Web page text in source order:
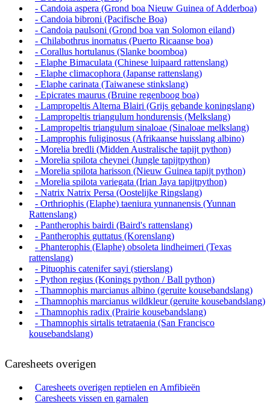
- Candoia aspera (Grond boa Nieuw Guinea of Adderboa)
- Candoia bibroni (Pacifische Boa)
- Candoia paulsoni (Grond boa van Solomon eiland)
- Chilabothrus inornatus (Puerto Ricaanse boa)
- Corallus hortulanus (Slanke boomboa)
- Elaphe Bimaculata (Chinese luipaard rattenslang)
- Elaphe climacophora (Japanse rattenslang)
- Elaphe carinata (Taiwanese stinkslang)
- Epicrates maurus (Bruine regenboog boa)
- Lampropeltis Alterna Blairi (Grijs gebande koningslang)
- Lampropeltis triangulum hondurensis (Melkslang)
- Lampropeltis triangulum sinaloae (Sinaloae melkslang)
- Lamprophis fuliginosus (Afrikaanse huisslang albino)
- Morelia bredli (Midden Australische tapijt python)
- Morelia spilota cheynei (Jungle tapijtpython)
- Morelia spilota harisson (Nieuw Guinea tapijt python)
- Morelia spilota variegata (Irian Jaya tapijtpython)
- Natrix Natrix Persa (Oostelijke Ringslang)
- Orthriophis (Elaphe) taeniura yunnanensis (Yunnan
Rattenslang)
- Pantherophis bairdi (Baird's rattenslang)
- Pantherophis guttatus (Korenslang)
- Phanterophis (Elaphe) obsoleta lindheimeri (Texas
rattenslang)
- Pituophis catenifer sayi (stierslang)
- Python regius (Konings python / Ball python)
- Thamnophis marcianus albino (geruite kousebandslang)
- Thamnophis marcianus wildkleur (geruite kousebandslang)
- Thamnophis radix (Prairie kousebandslang)
- Thamnophis sirtalis tetrataenia (San Francisco
kousebandslang)
Caresheets overigen
Caresheets overigen reptielen en Amfibieën
Caresheets vissen en garnalen